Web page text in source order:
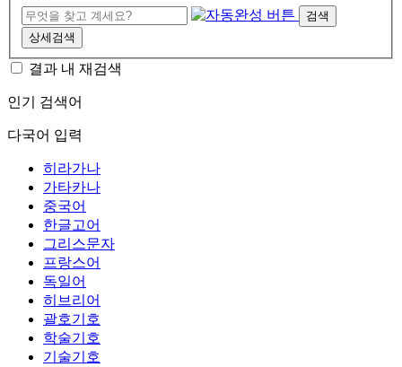
검색
상세검색
결과 내 재검색
인기 검색어
다국어 입력
히라가나
가타카나
중국어
한글고어
그리스문자
프랑스어
독일어
히브리어
괄호기호
학술기호
기술기호